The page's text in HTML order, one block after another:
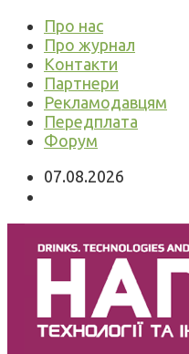
Про нас
Про журнал
Контакти
Партнери
Рекламодавцям
Передплата
Форум
07.08.2026